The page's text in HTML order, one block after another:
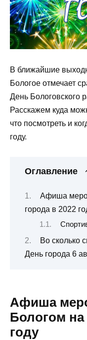
В ближайшие
Бологое отмечает
День Бологовского
Расскажем куда
что посмотреть и
году.
Оглавление
Афиша
города в 2022
Во сколько
День города 6
Афиша
Бологом на
году